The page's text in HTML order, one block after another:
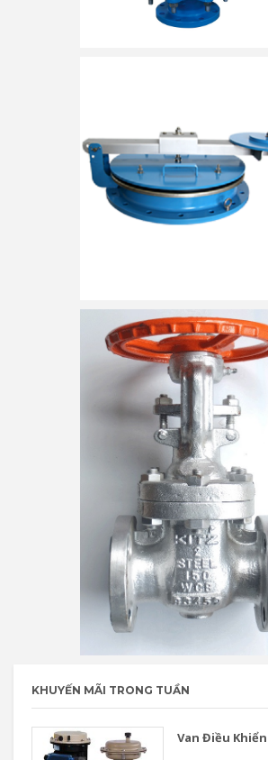
KHUYẾN MÃI TRONG TUẦN
Van Điều